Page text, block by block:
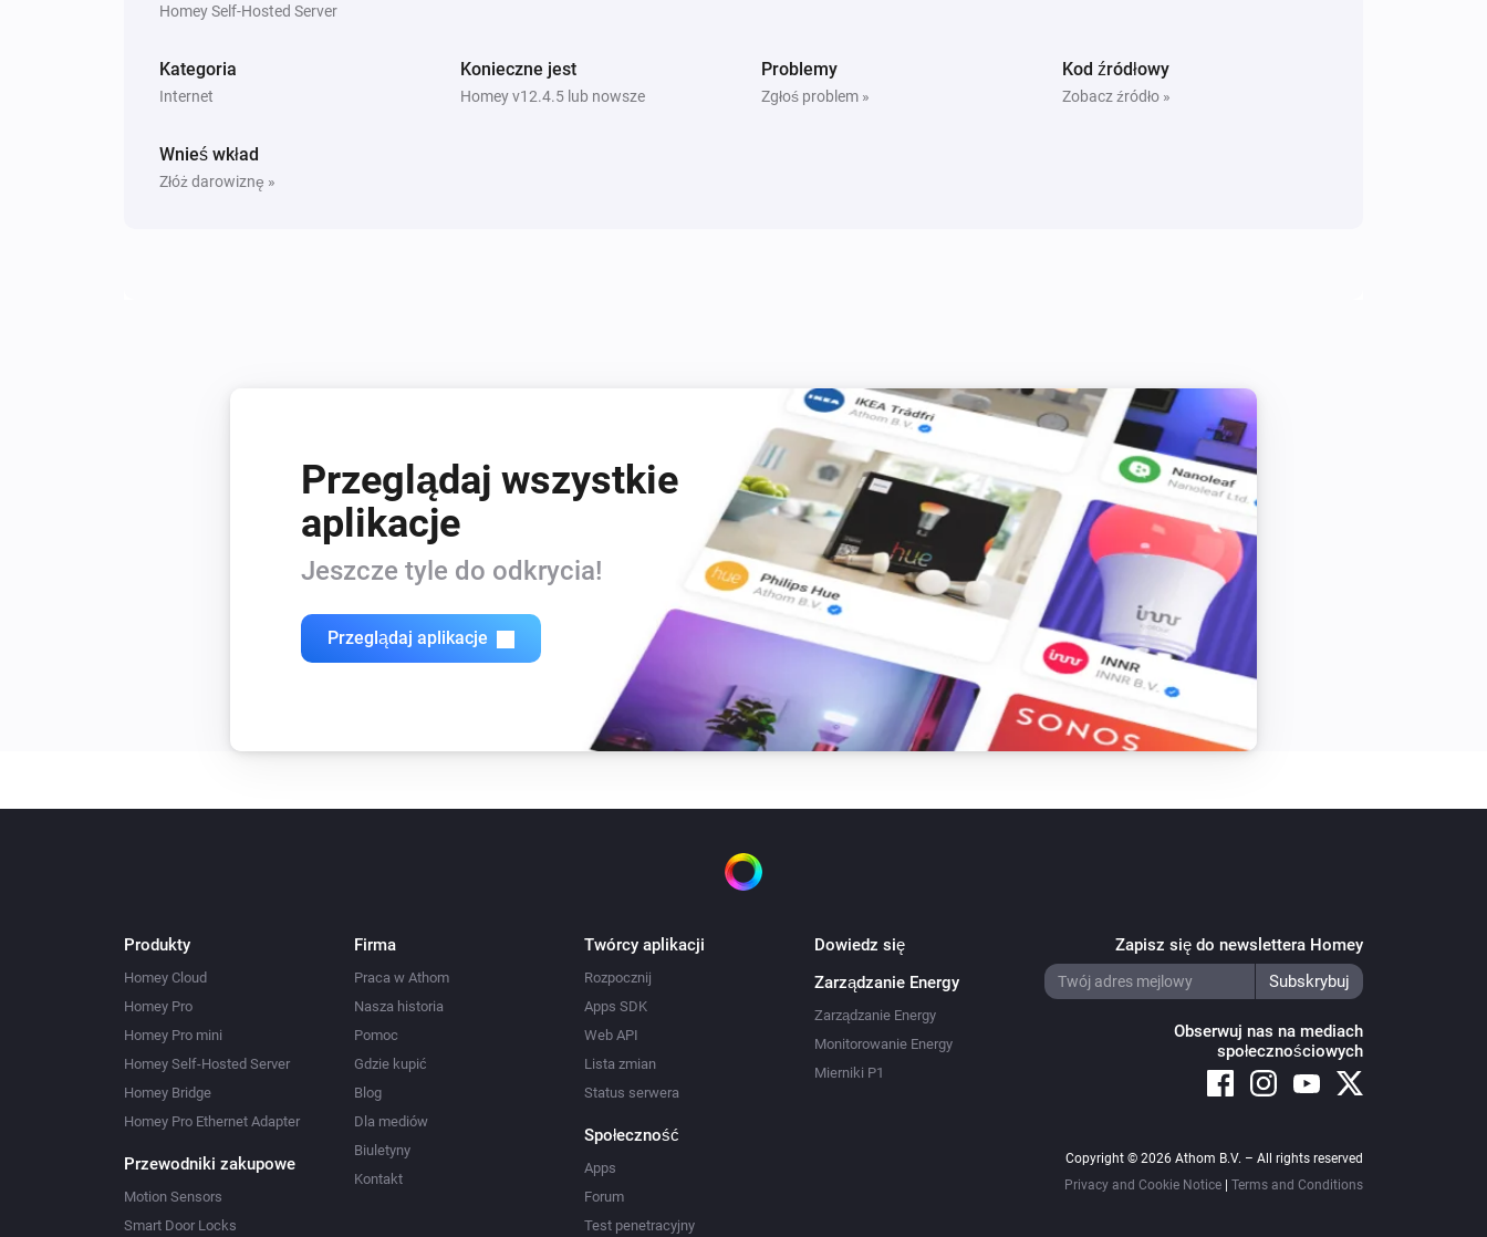
Homey Self-Hosted Server
Kategoria
Internet
Konieczne jest
Homey v12.4.5 lub nowsze
Problemy
Zgłoś problem »
Kod źródłowy
Zobacz źródło »
Wnieś wkład
Złóż darowiznę »
Przeglądaj wszystkie
aplikacje
Jeszcze tyle do odkrycia!
Przeglądaj aplikacje
Produkty
Homey Cloud
Homey Pro
Homey Pro mini
Homey Self-Hosted Server
Homey Bridge
Homey Pro Ethernet Adapter
Przewodniki zakupowe
Motion Sensors
Smart Door Locks
Firma
Praca w Athom
Nasza historia
Pomoc
Gdzie kupić
Blog
Dla mediów
Biuletyny
Kontakt
Twórcy aplikacji
Rozpocznij
Apps SDK
Web API
Lista zmian
Status serwera
Społeczność
Apps
Forum
Test penetracyjny
Dowiedz się
Zarządzanie Energy
Zarządzanie Energy
Monitorowanie Energy
Mierniki P1
Zapisz się do newslettera Homey
Obserwuj nas na mediach
społecznościowych
Copyright © 2026 Athom B.V. – All rights reserved
Privacy and Cookie Notice
Terms and Conditions